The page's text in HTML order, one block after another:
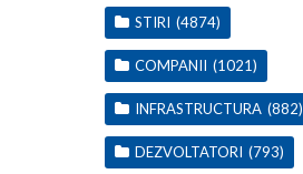
STIRI (4874)
COMPANII (1021)
INFRASTRUCTURA (882)
DEZVOLTATORI (793)